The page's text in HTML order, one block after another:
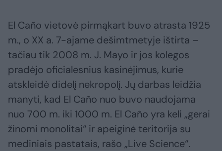
El Caño vietovė pirmąkart buvo atrasta 1925
m., o XX a. 7-ajame dešimtmetyje ištirta –
tačiau tik 2008 m. J. Mayo ir jos kolegos
pradėjo oficialesnius kasinėjimus, kurie
atskleidė didelį nekropolį. Jų darbas leidžia
manyti, kad El Caño nuo buvo naudojama
nuo 700 m. iki 1000 m. El Caño yra keli „gerai
žinomi monolitai“ ir apeiginė teritorija su
mediniais pastatais, rašo „Live Science“.